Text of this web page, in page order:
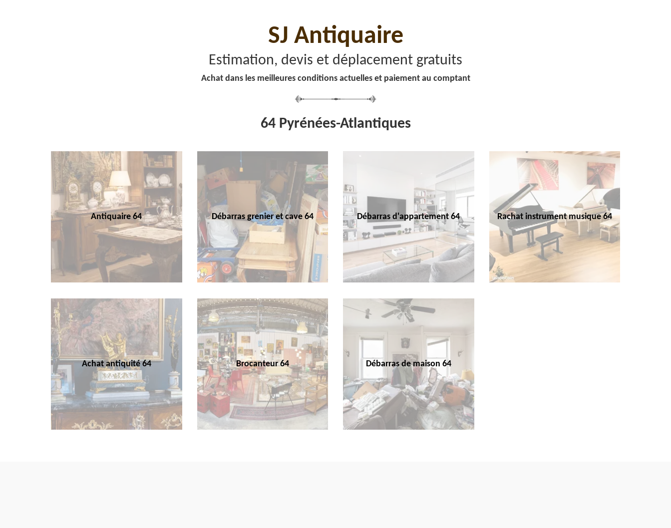
SJ Antiquaire
Estimation, devis et déplacement gratuits
Achat dans les meilleures conditions actuelles et paiement au comptant
64 Pyrénées-Atlantiques
Antiquaire 64 Débarras grenier et cave 64 Débarras d'appartement 64 Rachat instrument musique 64
Achat antiquité 64 Brocanteur 64 Débarras de maison 64